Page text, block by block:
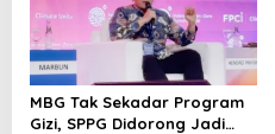
MBG Tak Sekadar Program
Gizi, SPPG Didorong Jadi